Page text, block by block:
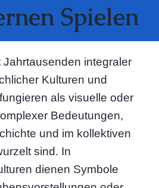
Spielen
integraler
Kulturen und
als visuelle oder
Bedeutungen,
und im kollektiven
sind. In
dienen Symbole